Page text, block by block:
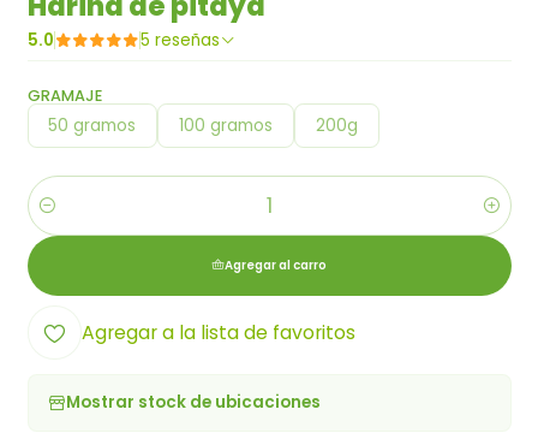
5.0 5 reseñas
GRAMAJE
50 gramos 100 gramos 200g
Cantidad
Agregar al carro
Agregar a la lista de favoritos
Mostrar stock de ubicaciones